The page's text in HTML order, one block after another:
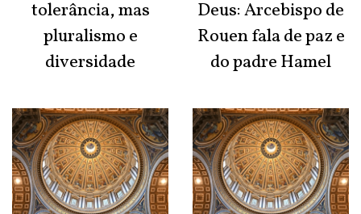
tolerância, mas
pluralismo e
diversidade
Deus: Arcebispo de
Rouen fala de paz e
do padre Hamel